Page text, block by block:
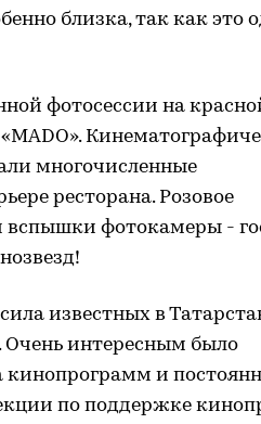
близка, так как это
фотосессии на
многочисленные
ресторана. Розовое
вспышки фотокамеры -
известных в
Очень интересным было
и
по поддержке